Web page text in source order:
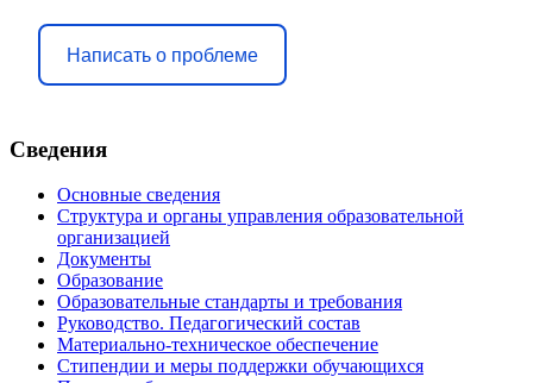
Написать о проблеме
Сведения
Основные сведения
Структура и органы управления образовательной
организацией
Документы
Образование
Образовательные стандарты и требования
Руководство. Педагогический состав
Материально-техническое обеспечение
Стипендии и меры поддержки обучающихся